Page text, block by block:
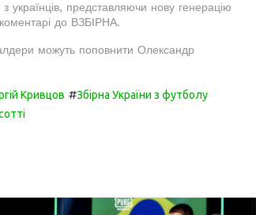
представляючи нову генерацію
до ВЗБІРНА.
можуть поповнити Олександр
Кривцов #Збірна України з футболу